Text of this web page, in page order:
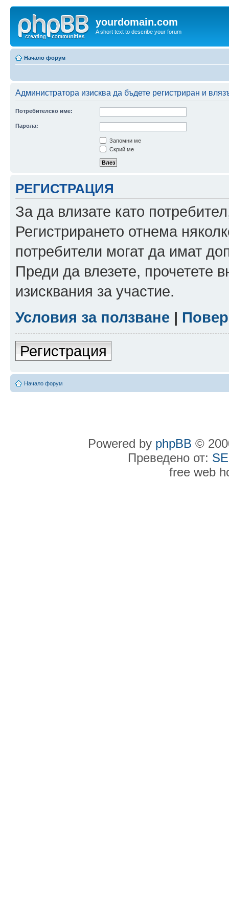
yourdomain.com
A short text to describe your forum
Начало форум
Администратора изисква да бъдете регистриран и
Потребителско име:
Парола:
Запомни ме
Скрий ме
РЕГИСТРАЦИЯ
За да влизате като
Регистрирането отнема
потребители могат да имат
Преди да влезете, прочетете
изисквания за участие.
Условия за ползване |
Регистрация
Начало форум
Powered by phpBB ©
Преведено от:
free web